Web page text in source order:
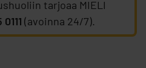
tarjoaa MIELI
(avoinna 24/7).